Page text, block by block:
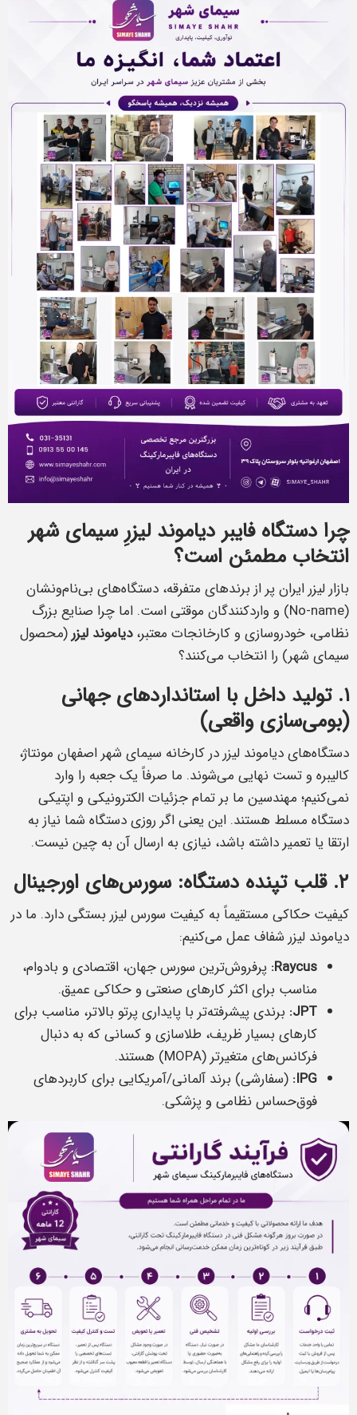
چرا دستگاه فایبر دیاموند لیزرِ سیمای شهر
انتخاب مطمئن است؟
بازار لیزر ایران پر از برندهای متفرقه، دستگاه‌های بی‌نام‌ونشان
(No-name) و واردکنندگان موقتی است. اما چرا صنایع بزرگ
نظامی، خودروسازی و کارخانجات معتبر،دیاموند لیزر(محصول
سیمای شهر) را انتخاب می‌کنند؟
۱. تولید داخل با استانداردهای جهانی
(بومی‌سازی واقعی)
دستگاه‌های دیاموند لیزر در کارخانه سیمای شهر اصفهان مونتاژ،
کالیبره و تست نهایی می‌شوند. ما صرفاً یک جعبه را وارد
نمی‌کنیم؛ مهندسین ما بر تمام جزئیات الکترونیکی و اپتیکی
دستگاه مسلط هستند. این یعنی اگر روزی دستگاه شما نیاز به
ارتقا یا تعمیر داشته باشد، نیازی به ارسال آن به چین نیست.
۲. قلب تپنده دستگاه: سورس‌های اورجینال
کیفیت حکاکی مستقیماً به کیفیت سورس لیزر بستگی دارد. ما در
دیاموند لیزر شفاف عمل می‌کنیم:
Raycus: پرفروش‌ترین سورس جهان، اقتصادی و بادوام،
مناسب برای اکثر کارهای صنعتی و حکاکی عمیق.
JPT: برندی پیشرفته‌تر با پایداری پرتو بالاتر، مناسب برای
کارهای بسیار ظریف، طلاسازی و کسانی که به دنبال
فرکانس‌های متغیرتر (MOPA) هستند.
IPG: (سفارشی) برند آلمانی/آمریکایی برای کاربردهای
فوق‌حساس نظامی و پزشکی.